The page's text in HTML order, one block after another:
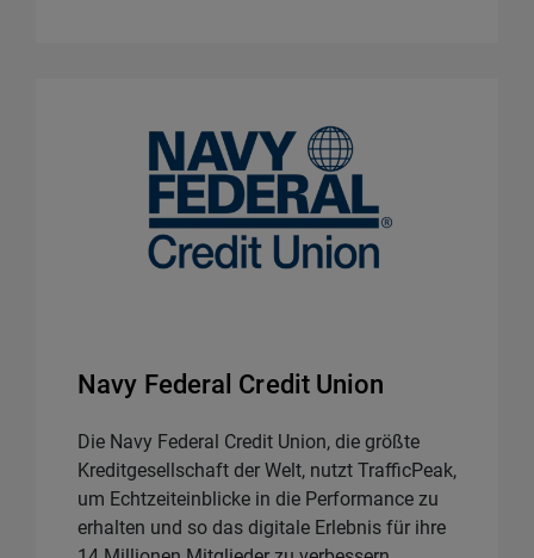
Navy Federal Credit Union
Die Navy Federal Credit Union, die größte
Kreditgesellschaft der Welt, nutzt TrafficPeak,
um Echtzeiteinblicke in die Performance zu
erhalten und so das digitale Erlebnis für ihre